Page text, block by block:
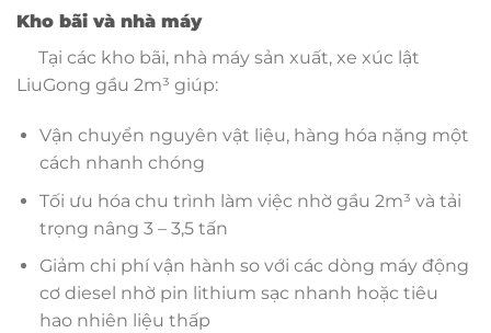
Kho bãi và nhà máy
Tại các kho bãi, nhà máy sản xuất, xe xúc lật
LiuGong gầu 2m³ giúp:
Vận chuyển nguyên vật liệu, hàng hóa nặng một
cách nhanh chóng
Tối ưu hóa chu trình làm việc nhờ gầu 2m³ và tải
trọng nâng 3 – 3,5 tấn
Giảm chi phí vận hành so với các dòng máy động
cơ diesel nhờ pin lithium sạc nhanh hoặc tiêu
hao nhiên liệu thấp